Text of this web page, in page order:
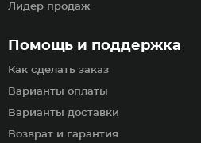
Помощь и поддержка
Как сделать заказ
Варианты оплаты
Варианты доставки
Возврат и гарантия
Лидер продаж